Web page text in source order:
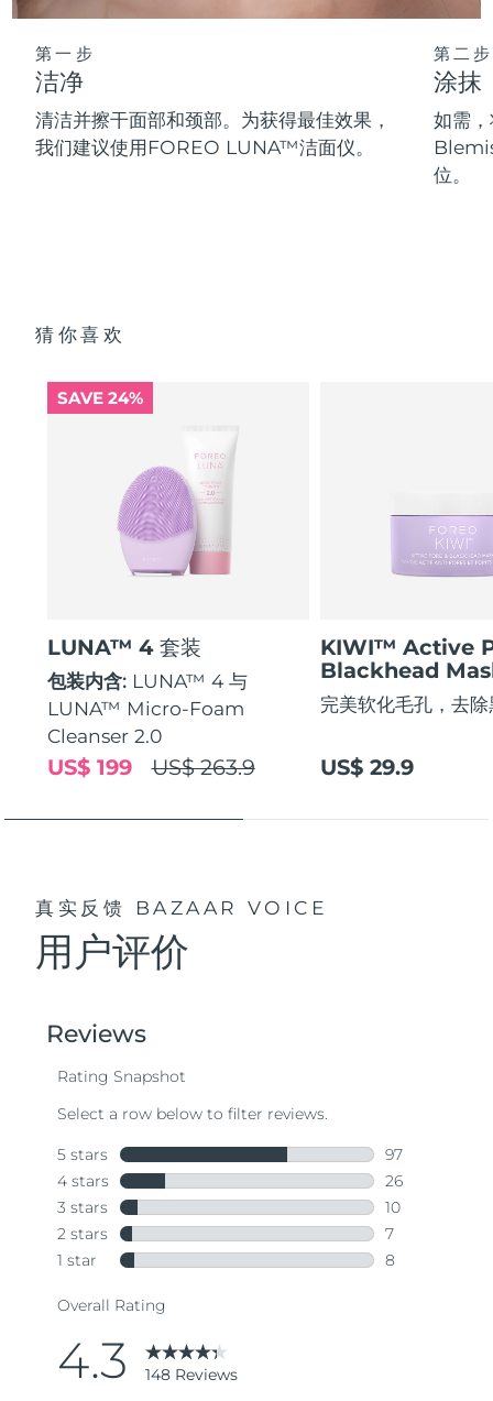
第一步
洁净
清洁并擦干面部和颈部。为获得最佳效果，
我们建议使用FOREO LUNA™洁面仪。
第二步
涂抹
如需
位。
猜你喜欢
SAVE 24%
LUNA™ 4 套装
包装内含: LUNA™ 4 与
LUNA™ Micro-Foam
Cleanser 2.0
US$ 263.9
US$ 199
KIWI™ Active
Blackhead
完美软化毛孔，去
US$ 29.9
真实反馈 BAZAAR VOICE
用户评价